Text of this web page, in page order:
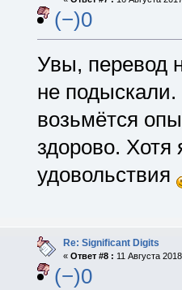
(−)0
Увы, перевод
не
возьмётся
здорово. Хотя
удовольствия
Re: Significant Digits
« Ответ #8 : 11 Августа
(−)0